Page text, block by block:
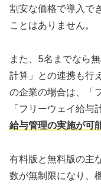
割安な価格で導入で
ことはありません。
また、5名までなら
計算」との連携も行
の企業の場合は、「
「フリーウェイ給与
給与管理の実施が可
有料版と無料版の主
数が無制限になり、